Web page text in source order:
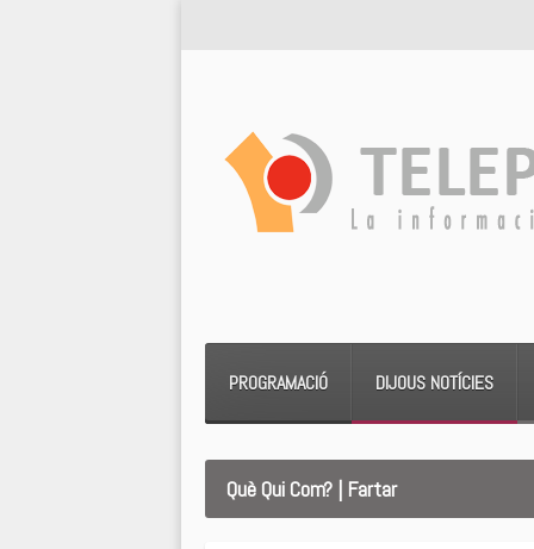
PROGRAMACIÓ DIJOUS NOTÍCIES
Què Qui Com? | Fartar